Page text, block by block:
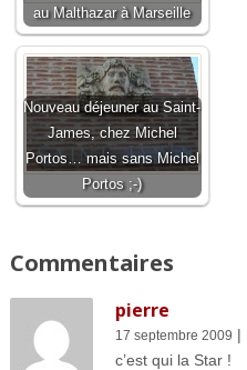
au Malthazar à Marseille
Nouveau déjeuner au Saint-
James, chez Michel
Portos… mais sans Michel
Portos ;-)
Commentaires
pierre
17 septembre 2009 |
c’est qui la Star !